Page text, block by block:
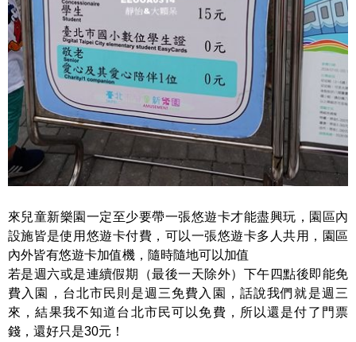
來兒童新樂園一定至少要帶一張悠遊卡才能盡興玩，園區內
設施皆是使用悠遊卡付費，可以一張悠遊卡多人共用，園區
內外皆有悠遊卡加值機，隨時隨地可以加值
若是週六或是連續假期（最後一天除外）下午四點後即能免
費入園，台北市民則是週三免費入園，話說我們就是週三
來，結果我不知道台北市民可以免費，所以還是付了門票
錢，還好只是30元！